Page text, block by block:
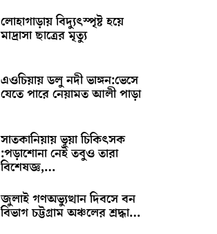
লোহাগাড়ায় বিদ্যুৎস্পৃষ্ট হয়ে
মাদ্রাসা ছাত্রের মৃত্যু
এওচিয়ায় ডলু নদী ভাঙ্গন:ভেসে
যেতে পারে নেয়ামত আলী পাড়া
সাতকানিয়ায় ভূয়া চিকিৎসক
:পড়াশোনা নেই তবুও তারা
বিশেষজ্ঞ,…
জুলাই গণঅভ্যুত্থান দিবসে বন
বিভাগ চট্টগ্রাম অঞ্চলের শ্রদ্ধা…